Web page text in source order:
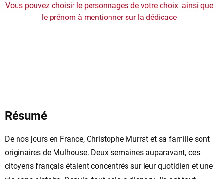
Vous pouvez choisir le personnages de votre choix ainsi que
le prénom à mentionner sur la dédicace
Résumé
De nos jours en France, Christophe Murrat et sa famille sont
originaires de Mulhouse. Deux semaines auparavant, ces
citoyens français étaient concentrés sur leur quotidien et une